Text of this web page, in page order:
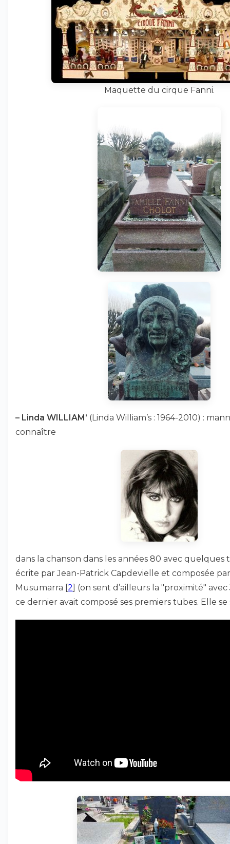
Maquette du cirque Fanni.
– Linda WILLIAM’ (Linda William’s : 1964-2010) :
connaître
dans la chanson dans les années 80 avec quelques
écrite par Jean-Patrick Capdevielle et composée
Musumarra [2] (on sent d’ailleurs la "proximité"
ce dernier avait composé ses premiers tubes. Elle se